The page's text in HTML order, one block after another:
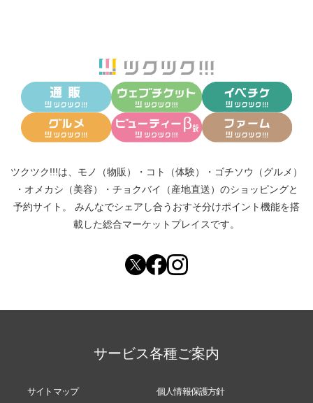
ツクツク!!!は、 モノ（物販） ・ コト（体験） ・ ゴチソウ（グルメ）
・ オメカシ（美容） ・ チョクバイ（産地直送） のショッピングと
予約サイト。
みんなでシェアし合う おすそ分けポイント機能を搭
載した総合マーケットプレイスです。
サービス各種ご案内
サイトマップ 個人情報保護方針